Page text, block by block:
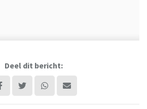
Deel dit bericht: